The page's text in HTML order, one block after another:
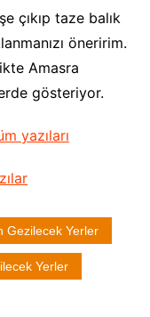
çıkıp taze balık
öneririm.
Amasra
gösteriyor.
yazıları
Gezilecek Yerler
Yerler